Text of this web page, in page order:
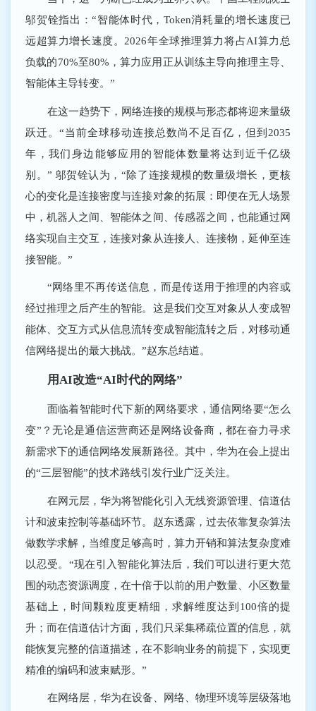
邬贺铨指出：“智能体时代，Token消耗量的增长速度已
远超算力增长速度。2026年全球推理算力将占AI算力总
负载的70%至80%，算力应用正从训练主导向推理主导、
智能体主导转变。”
在这一趋势下，网络连接的规模与形态都将迎来量级
跃迁。“当前全球移动连接总数尚不足百亿，但到2035
年，我们身边能够应用的智能体数量将达到近千亿级
别。” 邬贺铨认为，“除了连接规模的数量级增长，更核
心的变化是连接密度与连接对象的拓展：即便在无人场景
中，机器人之间、智能体之间、传感器之间，也能通过网
络实现自主交互，连接对象从连接人、连接物，延伸至连
接智能。”
“网络里不再传送信息，而是传送用于推理的内容或
经过推理之后产生的智能。这是我们交互对象从人变成智
能体、交互方式从信息流转变成智能流转之后，对移动通
信网络提出的最大挑战。”赵东总结道。
用AI改造“AI时代的网络”
面临着智能时代下新的网络要求，通信网络要“怎么
变”？无论是通信运营商还是网络设备商，都在奋力寻求
新需求下的通信网络发展新路径。其中，华为在会上提出
的“三层智能”的技术路线引发行业广泛关注。
在网元层，华为将智能化引入无线资源管理、信道估
计和波束控制等基础环节。赵东透露，过去依靠复杂算法
做数学求解，当维度足够高时，算力开销和算法复杂度难
以忍受。“现在引入智能化算法后，我们可以进行更大范
围的动态资源调度，在十倍于以前的用户数量、小区数量
基础上，时间颗粒度更精细，求解维度达到100倍的提
升；而在信道估计方面，我们只采集稀疏位置的信息，就
能恢复完整的信道描述，在不影响业务的前提下，实现更
精准的编码和波束赋形。”
在网络层，华为在设备、网络、物理环境等层级落地